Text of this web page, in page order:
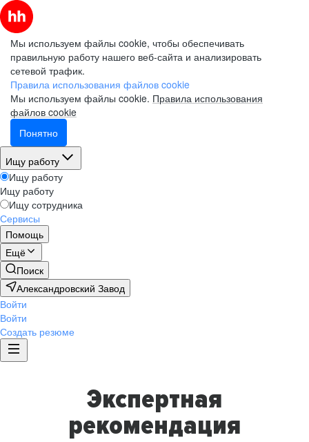
Мы используем файлы cookie, чтобы обеспечивать
правильную работу нашего веб-сайта и анализировать
сетевой трафик.
Правила использования файлов cookie
Мы используем файлы cookie. Правила использования
файлов cookie
Понятно
Ищу работу
Ищу работу
Ищу работу
Ищу сотрудника
Сервисы
Помощь
Ещё
Поиск
Александровский Завод
Войти
Войти
Создать резюме
Экспертная
рекомендация